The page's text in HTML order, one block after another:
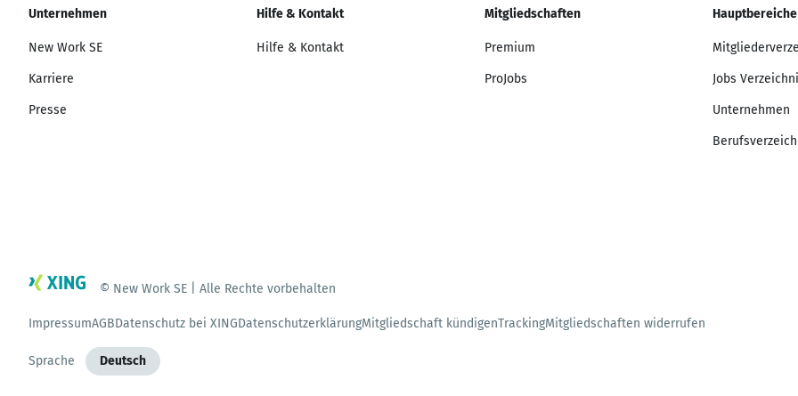
Unternehmen
New Work SE
Karriere
Presse
Hilfe & Kontakt
Hilfe & Kontakt
Mitgliedschaften
Premium
ProJobs
Hauptbereiche
Jobs
Unternehmen
© New Work SE | Alle Rechte vorbehalten
ImpressumAGBDatenschutz bei XINGDatenschutzerklärungMitgliedschaft kündigenTrackingMitgliedschaften widerrufen
Sprache Deutsch